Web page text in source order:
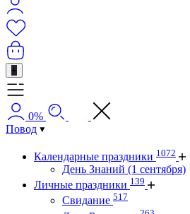
+
0%
Повод
Календарные праздники 1072
День Знаний (1 сентября)
Личные праздники 139
Свидание 517